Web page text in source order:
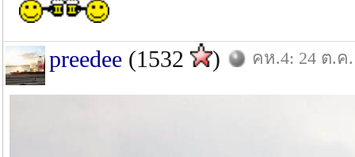
preedee (1532 ) คห.4: 24 ต.ค.